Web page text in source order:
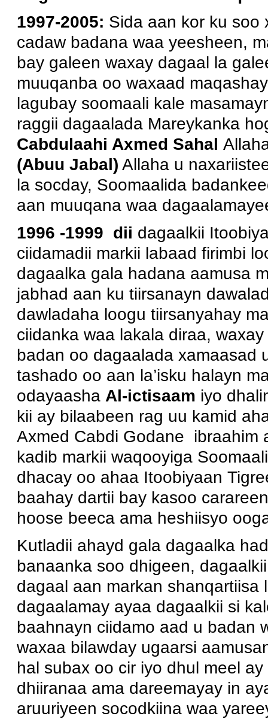
1997-2005: Sida aan kor ku soo
cadaw badana waa yeesheen,
bay galeen waxay dagaal la
muuqanba oo waxaad
lagubay soomaali kale
raggii dagaalada Mareykanka
Cabdulaahi Axmed Sahal
(Abuu Jabal) Allaha u
la socday, Soomaalida
aan muuqana waa
1996 -1999 dii dagaalkii
ciidamadii markii labaad firimbi
dagaalka gala hadana aamusa
jabhad aan ku tiirsanayn
dawladaha loogu tiirsanyahay
ciidanka waa lakala diraa,
badan oo dagaalada xamaasad
tashado oo aan la’isku halayn
odayaasha Al-ictisaam iyo
kii ay bilaabeen rag uu kamid
Axmed Cabdi Godane ibraahim
kadib markii waqooyiga
dhacay oo ahaa Itoobiyaan
baahay dartii bay kasoo
hoose beeca ama heshiisyo
Kutladii ahayd gala dagaalka
banaanka soo dhigeen,
dagaal aan markan shanqartiisa
dagaalamay ayaa dagaalkii si
baahnayn ciidamo aad u badan
waxaa bilawday ugaarsi
hal subax oo cir iyo dhul meel
dhiiranaa ama dareemayay in
aruuriyeen socodkiina waa